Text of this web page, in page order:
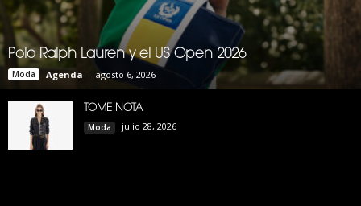
Polo Ralph Lauren y el US Open 2026
Moda Agenda - agosto 6, 2026
TOME NOTA
Moda julio 28, 2026